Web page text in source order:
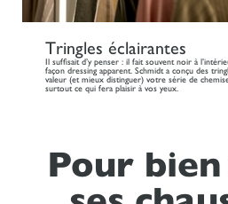
Tringles éclairantes
Il suffisait d’y penser : il fait souvent noir à
façon dressing apparent. Schmidt a conçu des
valeur (et mieux distinguer) votre série de
surtout ce qui fera plaisir à vos yeux.
Pour